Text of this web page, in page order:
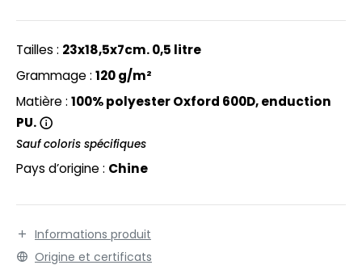
MODULABLES
DE MAISON
IN EUROPE
LABEL / TEAR AWAY
HALES
ROW
OF THE LOOM
OF THE LOOM VINTAGE
Tailles : 23x18,5x7cm. 0,5 litre
Grammage : 120 g/m²
Matière : 100% polyester Oxford 600D, enduction
PU.
Sauf coloris spécifiques
Pays d’origine : Chine
Informations produit
Origine et certificats